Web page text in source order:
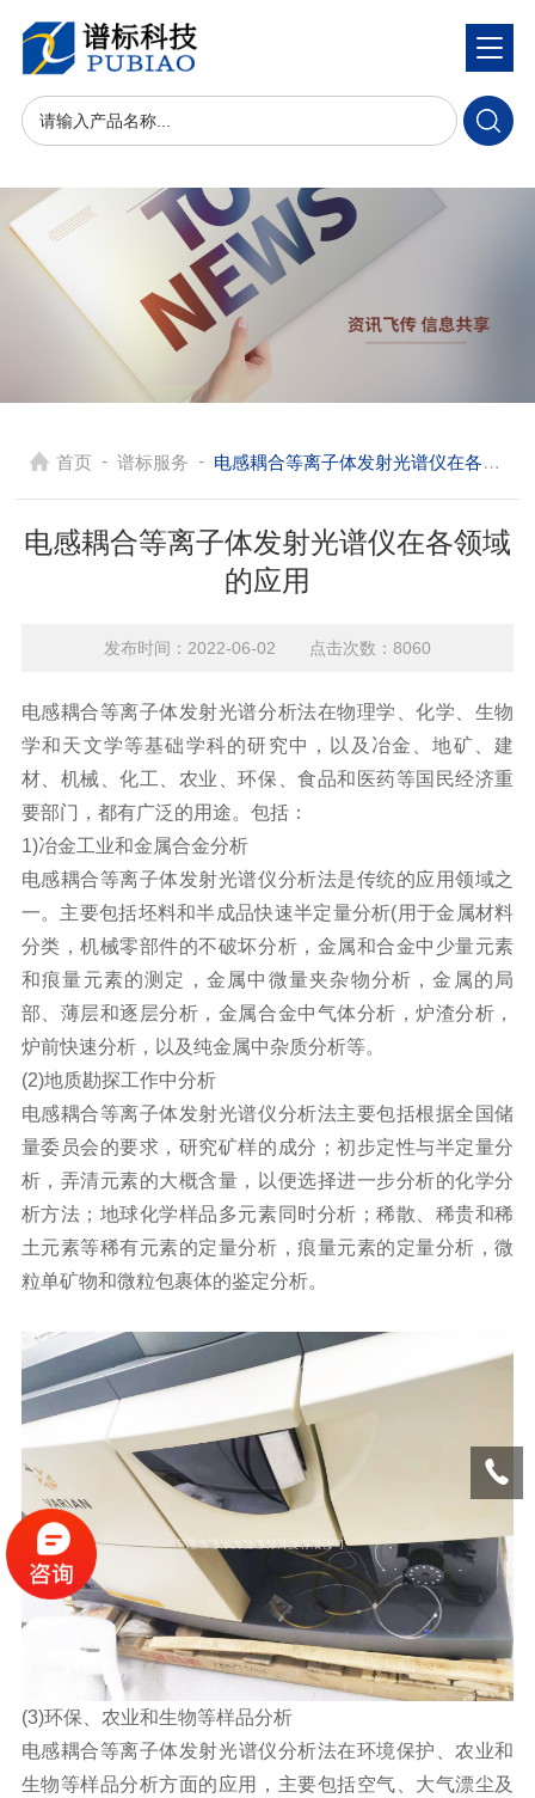
首页 - 谱标服务 - 电感耦合等离子体发射光谱仪在各领域的应用
电感耦合等离子体发射光谱仪在各领域
的应用
发布时间：2022-06-02 点击次数：8060
电感耦合等离子体发射光谱分析法在物理学、化学、生物
学和天文学等基础学科的研究中，以及冶金、地矿、建
材、机械、化工、农业、环保、食品和医药等国民经济重
要部门，都有广泛的用途。包括：
1)冶金工业和金属合金分析
电感耦合等离子体发射光谱仪分析法是传统的应用领域之
一。主要包括坯料和半成品快速半定量分析(用于金属材料
分类，机械零部件的不破坏分析，金属和合金中少量元素
和痕量元素的测定，金属中微量夹杂物分析，金属的局
部、薄层和逐层分析，金属合金中气体分析，炉渣分析，
炉前快速分析，以及纯金属中杂质分析等。
(2)地质勘探工作中分析
电感耦合等离子体发射光谱仪分析法主要包括根据全国储
量委员会的要求，研究矿样的成分；初步定性与半定量分
析，弄清元素的大概含量，以便选择进一步分析的化学分
析方法；地球化学样品多元素同时分析；稀散、稀贵和稀
土元素等稀有元素的定量分析，痕量元素的定量分析，微
粒单矿物和微粒包裹体的鉴定分析。
(3)环保、农业和生物等样品分析
电感耦合等离子体发射光谱仪分析法在环境保护、农业和
生物等样品分析方面的应用，主要包括空气、大气漂尘及